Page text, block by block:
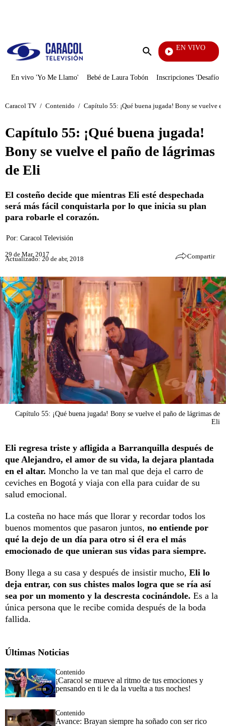
Enviar
EN VIVO
Vecinos
En vivo 'Yo Me Llamo' Bebé de Laura Tobón Inscripciones 'Desafío'
Caracol TV / Contenido / Capítulo 55: ¡Qué buena jugada! Bony se vuelve
Capítulo 55: ¡Qué buena jugada!
Bony se vuelve el paño de lágrimas
de Eli
El costeño decide que mientras Eli esté despechada
será más fácil conquistarla por lo que inicia su plan
para robarle el corazón.
Por: Caracol Televisión
29 de Mar, 2017
Actualizado: 20 de abr, 2018 Compartir
Capítulo 55: ¡Qué buena jugada! Bony se vuelve el paño de lágrimas de
Eli
Eli regresa triste y afligida a Barranquilla después de
que Alejandro, el amor de su vida, la dejara plantada
en el altar. Moncho la ve tan mal que deja el carro de
ceviches en Bogotá y viaja con ella para cuidar de su
salud emocional.
La costeña no hace más que llorar y recordar todos los
buenos momentos que pasaron juntos, no entiende por
qué la dejo de un día para otro si él era el más
emocionado de que unieran sus vidas para siempre.
Bony llega a su casa y después de insistir mucho, Eli lo
deja entrar, con sus chistes malos logra que se ría así
sea por un momento y la descresta cocinándole. Es a la
única persona que le recibe comida después de la boda
fallida.
Últimas Noticias
Contenido
¡Caracol se mueve al ritmo de tus emociones y
pensando en ti le da la vuelta a tus noches!
Contenido
Avance: Brayan siempre ha soñado con ser rico